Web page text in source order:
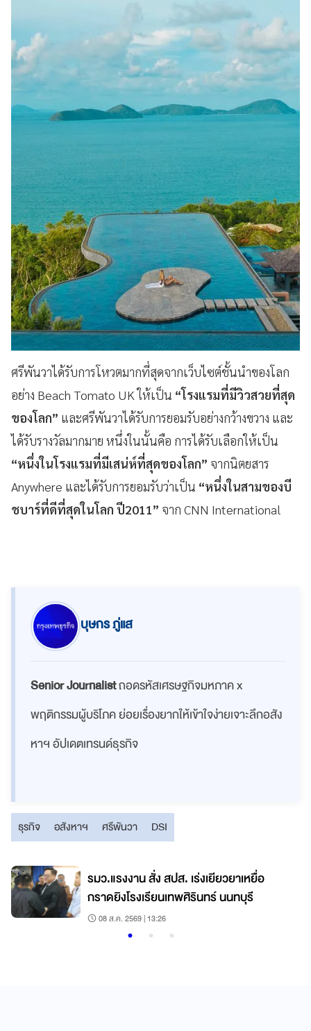
ศรีพันวาได้รับการโหวตมากที่สุดจากเว็บไซต์ชั้นนำของโลก
อย่าง Beach Tomato UK ให้เป็น “โรงแรมที่มีวิวสวยที่สุด
ของโลก” และศรีพันวาได้รับการยอมรับอย่างกว้างขวาง และ
ได้รับรางวัลมากมาย หนึ่งในนั้นคือ การได้รับเลือกให้เป็น
“หนึ่งในโรงแรมที่มีเสน่ห์ที่สุดของโลก” จากนิตยสาร
Anywhere และได้รับการยอมรับว่าเป็น “หนึ่งในสามของบี
ชบาร์ที่ดีที่สุดในโลก ปี2011” จาก CNN International
บุษกร ภู่แส
Senior Journalistถอดรหัสเศรษฐกิจมหภาค x
พฤติกรรมผู้บริโภค ย่อยเรื่องยากให้เข้าใจง่ายเจาะลึกอสัง
หาฯ อัปเดตเทรนด์ธุรกิจ
ธุรกิจ อสังหาฯ ศรีพันวา DSI
รมว.แรงงาน สั่ง สปส. เร่งเยียวยาเหยื่อ
กราดยิงโรงเรียนเทพศิรินทร์ นนทบุรี
08 ส.ค. 2569 | 13:26